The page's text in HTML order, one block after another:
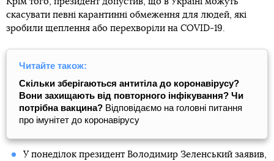
скасувати певні карантинні обмеження для людей, які
зробили щеплення або перехворіли на COVID-19.
Читайте також:
Скільки зберігаються антитіла до коронавірусу?
Вони захищають від повторного інфікування? Чи
потрібна вакцина? Відповідаємо на головні питання
про імунітет до коронавірусу
У понеділок президент Володимир Зеленський заявив,